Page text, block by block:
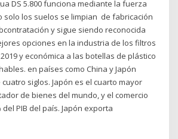
DS 5.800 funciona mediante la fuerza
solo los suelos se limpian de fabricación
y sigue siendo reconocida
opciones en la industria de los filtros
y económica a las botellas de plástico
en países como China y Japón
siglos. Japón es el cuarto mayor
de bienes del mundo, y el comercio
PIB del país. Japón exporta